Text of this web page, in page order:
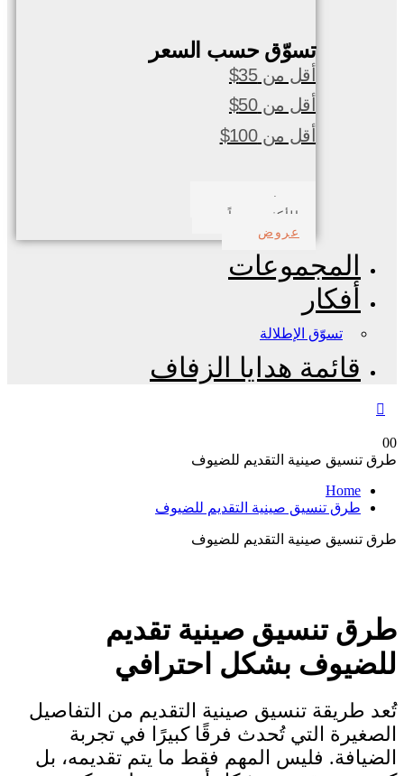
تسوّق حسب السعر
أقل من 35$
أقل من 50$
أقل من 100$
صدف بحري
الأكثر مبيعاً
عروض
المجموعات
أفكار
تسوّق الإطلالة
قائمة هدايا الزفاف
00
طرق تنسيق صينية التقديم للضيوف
Home
طرق تنسيق صينية التقديم للضيوف
طرق تنسيق صينية التقديم للضيوف
طرق تنسيق صينية تقديم
للضيوف بشكل احترافي
تُعد طريقة تنسيق صينية التقديم من التفاصيل
الصغيرة التي تُحدث فرقًا كبيرًا في تجربة
الضيافة. فليس المهم فقط ما يتم تقديمه، بل